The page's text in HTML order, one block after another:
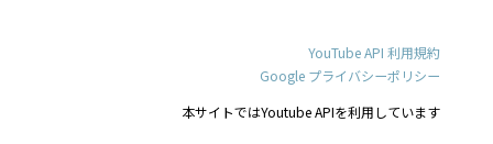
YouTube API 利用規約
Google プライバシーポリシー
本サイトではYoutube APIを利用しています